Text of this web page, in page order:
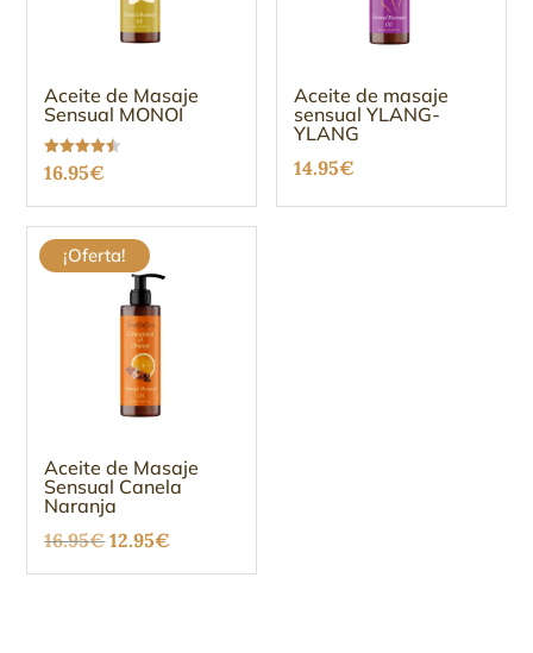
Aceite de Masaje
Sensual MONOI
Valorado
con
de 5
16.95€
Aceite de masaje
sensual YLANG-
YLANG
14.95€
¡Oferta!
Aceite de Masaje
Sensual Canela
Naranja
16.95€El
precio
12.95€
precio